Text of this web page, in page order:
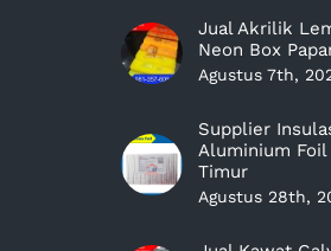
Jual Akrilik
Neon Box
Agustus 7th,
Supplier
Aluminium Foil
Timur
Agustus 28th,